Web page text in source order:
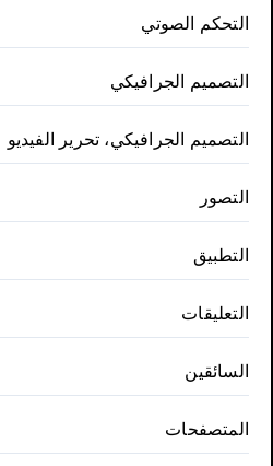
التحكم الصوتي
التصميم الجرافيكي
التصميم الجرافيكي، تحرير الفيديو
التصور
التطبيق
التعليقات
السائقين
المتصفحات